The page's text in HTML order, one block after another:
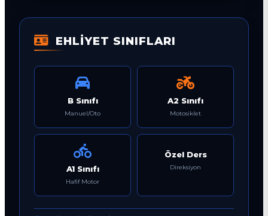
EHLİYET SINIFLARI
B Sınıfı
Manuel/Oto
A2 Sınıfı
Motosiklet
A1 Sınıfı
Hafif Motor
Özel Ders
Direksiyon